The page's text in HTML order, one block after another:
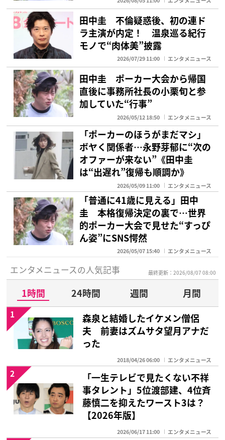
田中圭 不倫疑惑後、初の連ド
ラ主演が内定！ 温泉巡る紀行
モノで“肉体美”披露
2026/07/29 11:00 エンタメニュース
田中圭 ポーカー大会から帰国
直後に事務所社長の小栗旬と参
加していた“行事”
2026/05/12 18:50 エンタメニュース
「ポーカーのほうがまだマシ」
ボヤく関係者…永野芽郁に“次の
オファーが来ない”《田中圭
は“出遅れ”復帰も順調か》
2026/05/09 11:00 エンタメニュース
「普通に41歳に見える」田中
圭 本格復帰決定の裏で…世界
的ポーカー大会で見せた“すっぴ
ん姿”にSNS愕然
2026/05/07 15:40 エンタメニュース
エンタメニュースの人気記事 最終更新：2026/08/07 08:00
1時間 24時間 週間
月間
森泉と結婚したイケメン僧侶
夫 前妻はズムサタ望月アナだ
った
2018/04/26 06:00 エンタメニュース
1
「一生テレビで見たくない不祥
事タレント」5位渡部建、4位斉
藤慎二を抑えたワースト3は？
【2026年版】
2026/06/17 11:00 エンタメニュース
2